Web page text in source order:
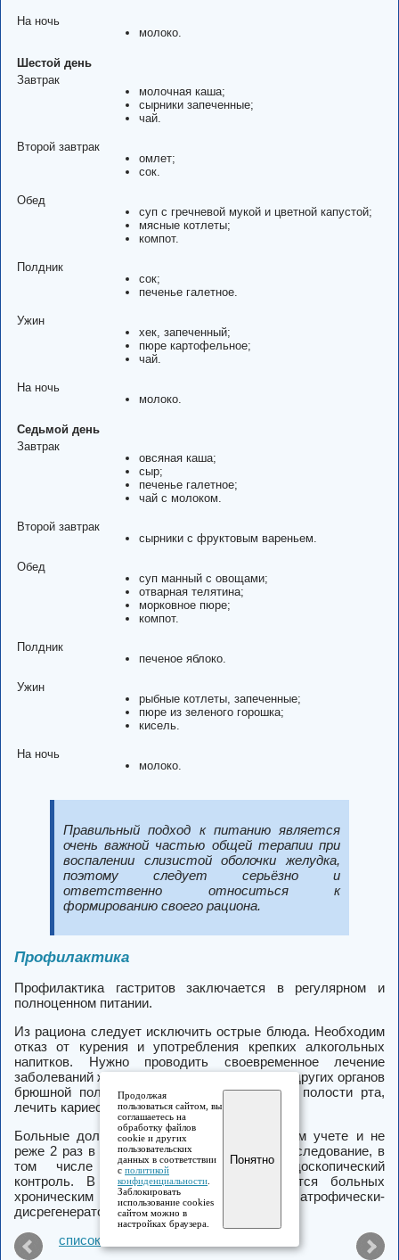
На ночь
молоко.
Шестой день
Завтрак
молочная каша;
сырники запеченные;
чай.
Второй завтрак
омлет;
сок.
Обед
суп с гречневой мукой и цветной капустой;
мясные котлеты;
компот.
Полдник
сок;
печенье галетное.
Ужин
хек, запеченный;
пюре картофельное;
чай.
На ночь
молоко.
Седьмой день
Завтрак
овсяная каша;
сыр;
печенье галетное;
чай с молоком.
Второй завтрак
сырники с фруктовым вареньем.
Обед
суп манный с овощами;
отварная телятина;
морковное пюре;
компот.
Полдник
печеное яблоко.
Ужин
рыбные котлеты, запеченные;
пюре из зеленого горошка;
кисель.
На ночь
молоко.
Правильный подход к питанию является
очень важной частью общей терапии при
воспалении слизистой оболочки желудка,
поэтому следует серьёзно и
ответственно относиться к
формированию своего рациона.
Профилактика
Профилактика гастритов заключается в регулярном и
полноценном питании.
Из рациона следует исключить острые блюда. Необходим
отказ от курения и употребления крепких алкогольных
напитков. Нужно проводить своевременное лечение
заболеваний желудочно-кишечного тракта и других органов
брюшной полости, следить за состоянием полости рта,
лечить кариес.
Больные должны состоять на диспансерном учете и не
реже 2 раз в год проходить комплексное обследование, в
том числе рентгенологический и эндоскопический
контроль. В первую очередь это касается больных
хроническим гастритом с атрофически-
дисрегенераторными изменениями.
список
Продолжая
пользоваться сайтом, вы
соглашаетесь на
обработку файлов
cookie и других
пользовательских
данных в соответствии
с политикой
конфиденциальности
Заблокировать
использование cookies
сайтом можно в
настройках браузера.
Понятно